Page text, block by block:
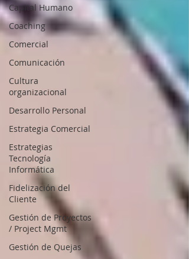
Capital Humano
Coaching
Comercial
Comunicación
Cultura
organizacional
Desarrollo Personal
Estrategia Comercial
Estrategias
Tecnología
Informática
Fidelización del
Cliente
Gestión de Proyectos
/ Project Mgmt
Gestión de Quejas